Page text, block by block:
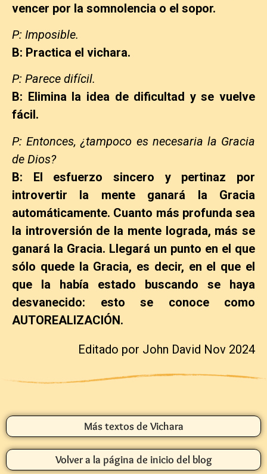
vencer por la somnolencia o el sopor.
P: Imposible.
B: Practica el vichara.
P: Parece difícil.
B: Elimina la idea de dificultad y se vuelve
fácil.
P: Entonces, ¿tampoco es necesaria la Gracia
de Dios?
B: El esfuerzo sincero y pertinaz por
introvertir la mente ganará la Gracia
automáticamente. Cuanto más profunda sea
la introversión de la mente lograda, más se
ganará la Gracia. Llegará un punto en el que
sólo quede la Gracia, es decir, en el que el
que la había estado buscando se haya
desvanecido: esto se conoce como
AUTOREALIZACIÓN.
Editado por John David Nov 2024
Más textos de Vichara
Volver a la página de inicio del blog